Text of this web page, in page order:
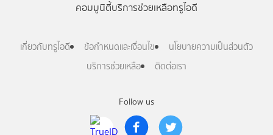
Follow us
คอมมูนิตี้บริการช่วยเหลือทรูไอดี
เกี่ยวกับทรูไอดี ข้อกำหนดและเงื่อนไข
นโยบายความเป็นส่วนตัว
บริการช่วยเหลือ
ติดต่อเรา